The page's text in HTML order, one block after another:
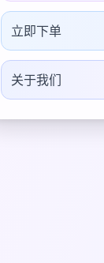
立即下单
关于我们